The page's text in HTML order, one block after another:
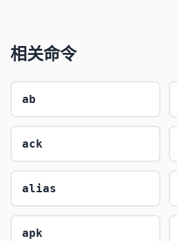
相关命令
ab
ack
alias
apk